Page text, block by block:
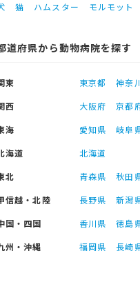
猫 ハムスター モルモット
道府県から動物病院を探す
東 東京都 神奈
西
大阪府 京都
海
愛知県 岐阜
海道
北海道
北
青森県 秋田
信越・北陸
長野県 新潟
国・四国
香川県 徳島
州・沖縄
福岡県 長崎